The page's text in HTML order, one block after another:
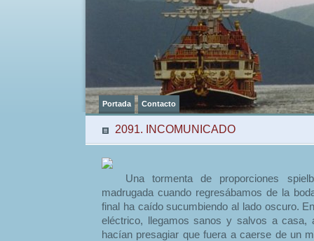
Portada Contacto
2091. INCOMUNICADO
Una tormenta de proporciones
madrugada cuando regresábamos de la
final ha caído sucumbiendo al lado oscuro.
eléctrico, llegamos sanos y salvos a casa,
hacían presagiar que fuera a caerse de un